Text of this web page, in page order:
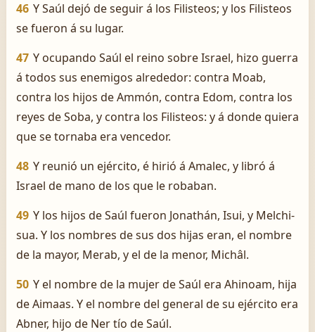
46 Y Saúl dejó de seguir á los Filisteos; y los Filisteos
se fueron á su lugar.
47 Y ocupando Saúl el reino sobre Israel, hizo guerra
á todos sus enemigos alrededor: contra Moab,
contra los hijos de Ammón, contra Edom, contra los
reyes de Soba, y contra los Filisteos: y á donde quiera
que se tornaba era vencedor.
48 Y reunió un ejército, é hirió á Amalec, y libró á
Israel de mano de los que le robaban.
49 Y los hijos de Saúl fueron Jonathán, Isui, y Melchi-
sua. Y los nombres de sus dos hijas eran, el nombre
de la mayor, Merab, y el de la menor, Michâl.
50 Y el nombre de la mujer de Saúl era Ahinoam, hija
de Aimaas. Y el nombre del general de su ejército era
Abner, hijo de Ner tío de Saúl.